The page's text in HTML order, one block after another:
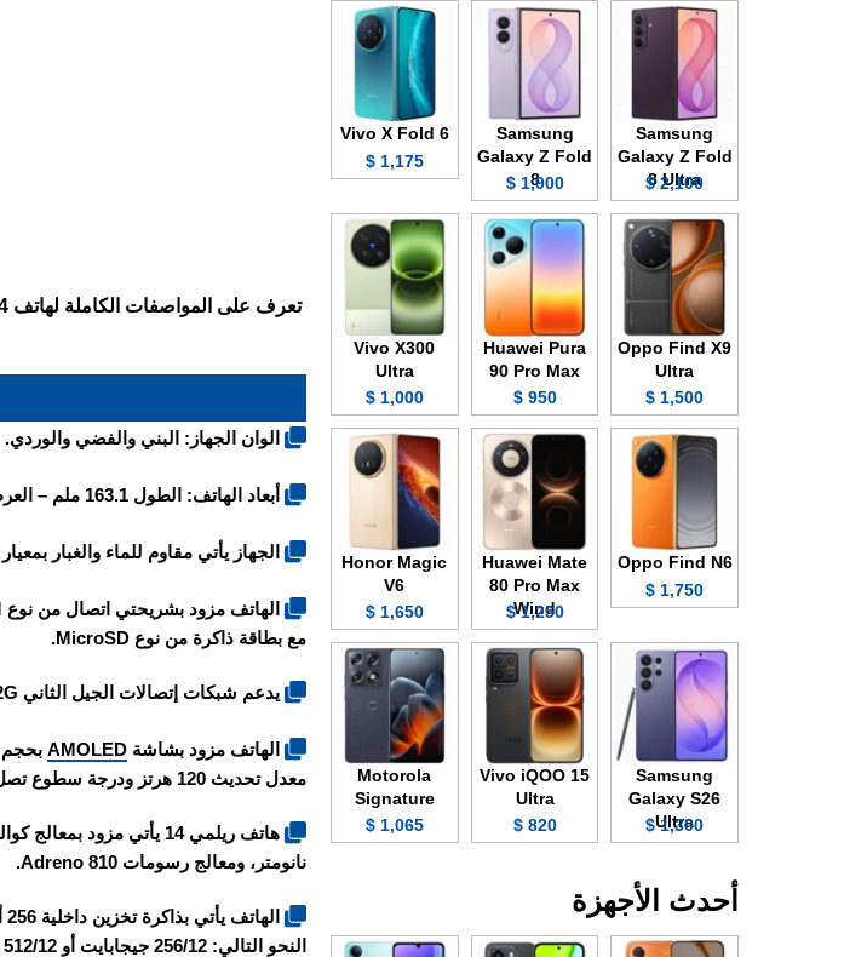
الوان الجهاز: البني والفضي والوردي.
أبعاد الهاتف: الطول 163.1 ملم – العرض 75.7 ملم – السُمك 8 ملم – الوزن 196 غرام.
الجهاز يأتي مقاوم للماء والغبار بمعيار IP68 وIP69، مقاومة الماء تصل الى عمق 2.5 متر ولمدة 30 دقيقة تحت الماء.
مع بطاقة ذاكرة من نوع MicroSD.
يدعم شبكات إتصالات الجيل الثاني 2G والجيل الثالث 3G والجيل الرابع 4G والجيل الخامس 5G.
الهاتف مزود بشاشة AMOLED
معدل تحديث 120 هرتز ودرجة سطوع تصل حتى 2000 شمعة.
هاتف ريلمي 14 يأتي مزود بمعالج كوالكوم
نانومتر، ومعالج رسومات Adreno 810.
Samsung
Galaxy Z Fold
8 Ultra
2,100 $
Samsung
Galaxy Z Fold
8
1,900 $
Vivo X Fold 6
1,175 $
Oppo Find X9
Ultra
1,500 $
Huawei Pura
90 Pro Max
950 $
Vivo X300
Ultra
1,000 $
Oppo Find N6
1,750 $
Huawei Mate
80 Pro Max
Wind
1,250 $
Honor Magic
V6
1,650 $
Samsung
Galaxy S26
Ultra
1,300 $
Vivo iQOO 15
Ultra
820 $
Motorola
Signature
1,065 $
أحدث الأجهزة